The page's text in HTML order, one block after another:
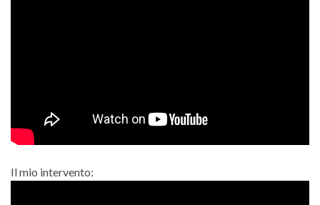
Il mio intervento: